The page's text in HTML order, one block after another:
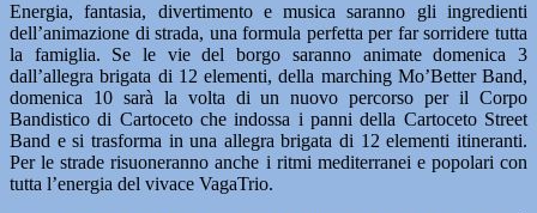
Energia, fantasia, divertimento e musica saranno gli ingredienti
dell’animazione di strada, una formula perfetta per far sorridere tutta
la famiglia. Se le vie del borgo saranno animate domenica 3
dall’allegra brigata di 12 elementi, della marching Mo’Better Band,
domenica 10 sarà la volta di un nuovo percorso per il Corpo
Bandistico di Cartoceto che indossa i panni della Cartoceto Street
Band e si trasforma in una allegra brigata di 12 elementi itineranti.
Per le strade risuoneranno anche i ritmi mediterranei e popolari con
tutta l’energia del vivace VagaTrio.